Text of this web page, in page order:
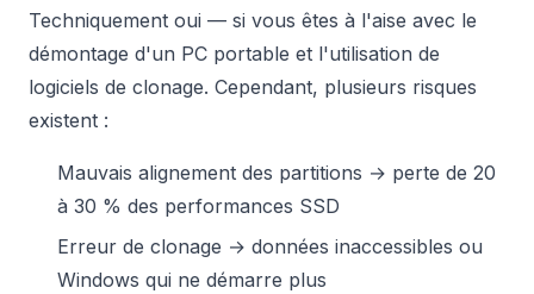
Techniquement oui — si vous êtes à l'aise avec le
démontage d'un PC portable et l'utilisation de
logiciels de clonage. Cependant, plusieurs risques
existent :
Mauvais alignement des partitions → perte de 20
à 30 % des performances SSD
Erreur de clonage → données inaccessibles ou
Windows qui ne démarre plus